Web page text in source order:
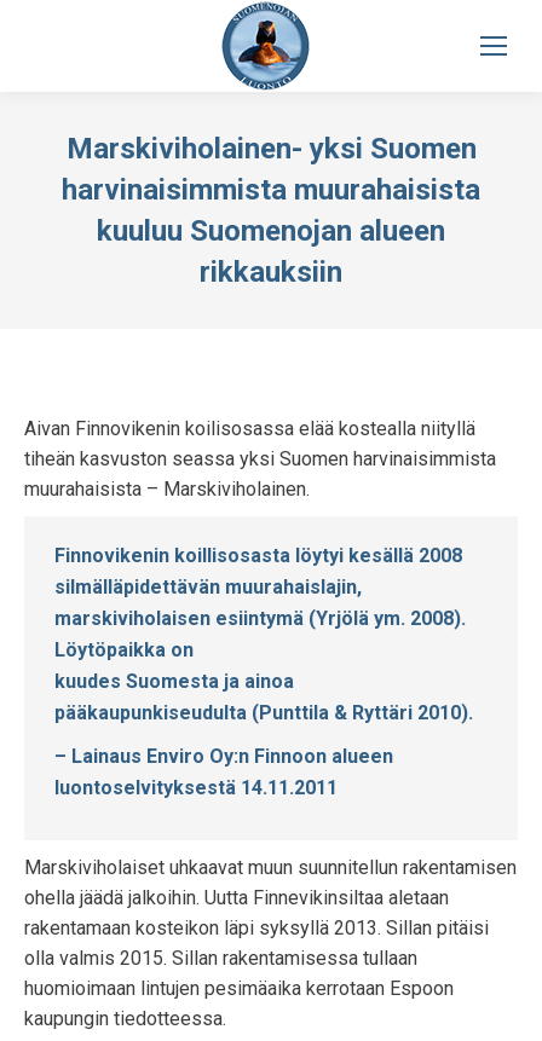
Marskiviholainen- yksi Suomen
harvinaisimmista muurahaisista
kuuluu Suomenojan alueen
rikkauksiin
Aivan Finnovikenin koilisosassa elää kostealla niityllä
tiheän kasvuston seassa yksi Suomen harvinaisimmista
muurahaisista – Marskiviholainen.
Finnovikenin koillisosasta löytyi kesällä 2008
silmälläpidettävän muurahaislajin,
marskiviholaisen esiintymä (Yrjölä ym. 2008).
Löytöpaikka on
kuudes Suomesta ja ainoa
pääkaupunkiseudulta (Punttila & Ryttäri 2010).
– Lainaus Enviro Oy:n Finnoon alueen
luontoselvityksestä 14.11.2011
Marskiviholaiset uhkaavat muun suunnitellun rakentamisen
ohella jäädä jalkoihin. Uutta Finnevikinsiltaa aletaan
rakentamaan kosteikon läpi syksyllä 2013. Sillan pitäisi
olla valmis 2015. Sillan rakentamisessa tullaan
huomioimaan lintujen pesimäaika kerrotaan Espoon
kaupungin tiedotteessa.